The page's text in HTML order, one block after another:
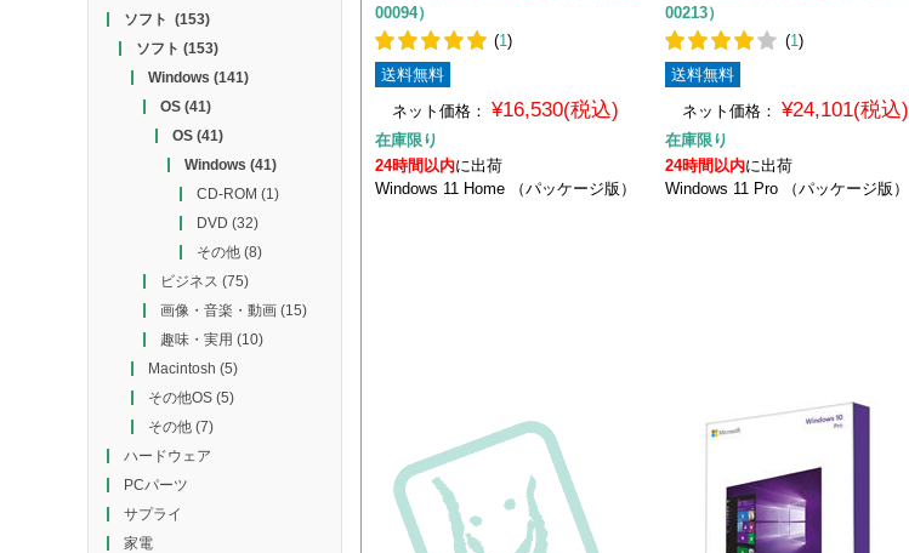
ソフト
(153)
ソフト (153)
Windows (141)
OS(41)
OS(41)
Windows (41)
CD-ROM (1)
DVD (32)
その他(8)
ビジネス (75)
画像・音楽・動画(15)
趣味・実用 (10)
Macintosh (5)
その他OS(5)
その他(7)
ハードウェア
PCパーツ
サプライ
家電
00094）
(1)
送料無料
ネット価格：
¥16,530(税込)
在庫限り
24時間以内に出荷
Windows 11 Home （パッケージ版）
00213）
(1 )
送料無料
ネット価格：
¥24,101(税込)
在庫限り
24時間以内に出荷
Windows 11 Pro （パッケージ版）